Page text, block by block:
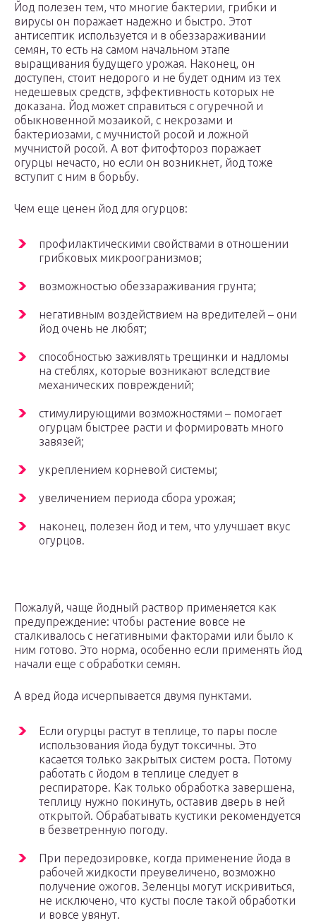
Йод полезен тем, что многие бактерии, грибки и
вирусы он поражает надежно и быстро. Этот
антисептик используется и в обеззараживании
семян, то есть на самом начальном этапе
выращивания будущего урожая. Наконец, он
доступен, стоит недорого и не будет одним из тех
недешевых средств, эффективность которых не
доказана. Йод может справиться с огуречной и
обыкновенной мозаикой, с некрозами и
бактериозами, с мучнистой росой и ложной
мучнистой росой. А вот фитофтороз поражает
огурцы нечасто, но если он возникнет, йод тоже
вступит с ним в борьбу.
Чем еще ценен йод для огурцов:
профилактическими свойствами в отношении
грибковых микроогранизмов;
возможностью обеззараживания грунта;
негативным воздействием на вредителей – они
йод очень не любят;
способностью заживлять трещинки и надломы
на стеблях, которые возникают вследствие
механических повреждений;
стимулирующими возможностями – помогает
огурцам быстрее расти и формировать много
завязей;
укреплением корневой системы;
увеличением периода сбора урожая;
наконец, полезен йод и тем, что улучшает вкус
огурцов.
Пожалуй, чаще йодный раствор применяется как
предупреждение: чтобы растение вовсе не
сталкивалось с негативными факторами или было к
ним готово. Это норма, особенно если применять йод
начали еще с обработки семян.
А вред йода исчерпывается двумя пунктами.
Если огурцы растут в теплице, то пары после
использования йода будут токсичны. Это
касается только закрытых систем роста. Потому
работать с йодом в теплице следует в
респираторе. Как только обработка завершена,
теплицу нужно покинуть, оставив дверь в ней
открытой. Обрабатывать кустики рекомендуется
в безветренную погоду.
При передозировке, когда применение йода в
рабочей жидкости преувеличено, возможно
получение ожогов. Зеленцы могут искривиться,
не исключено, что кусты после такой обработки
и вовсе увянут.